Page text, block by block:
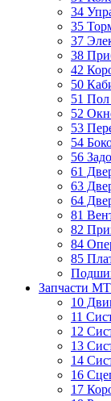
34
35
37
38
42
50
51
52
53
54
56
61
63
64
81
82
84
85
Запчасти
10
11
12
13
14
16
17